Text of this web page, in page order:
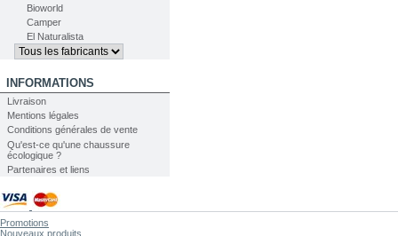
Bioworld
Camper
El Naturalista
INFORMATIONS
Livraison
Mentions légales
Conditions générales de vente
Qu'est-ce qu'une chaussure
écologique ?
Partenaires et liens
Promotions
Nouveaux produits